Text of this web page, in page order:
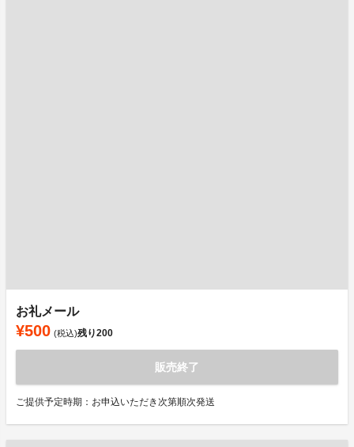
お礼メール
¥500 (税込)残り200
販売終了
ご提供予定時期：お申込いただき次第順次発送